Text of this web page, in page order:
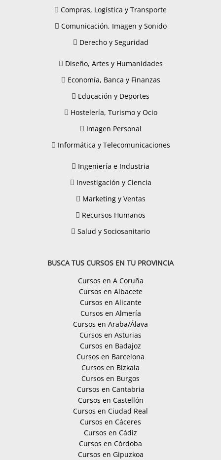
Compras, Logística y Transporte
Comunicación, Imagen y Sonido
Derecho y Seguridad
Diseño, Artes y Humanidades
Economía, Banca y Finanzas
Educación y Deportes
Hostelería, Turismo y Ocio
Imagen Personal
Informática y Telecomunicaciones
Ingeniería e Industria
Investigación y Ciencia
Marketing y Ventas
Recursos Humanos
Salud y Sociosanitario
BUSCA TUS CURSOS EN TU PROVINCIA
Cursos en A Coruña
Cursos en Albacete
Cursos en Alicante
Cursos en Almería
Cursos en Araba/Álava
Cursos en Asturias
Cursos en Badajoz
Cursos en Barcelona
Cursos en Bizkaia
Cursos en Burgos
Cursos en Cantabria
Cursos en Castellón
Cursos en Ciudad Real
Cursos en Cáceres
Cursos en Cádiz
Cursos en Córdoba
Cursos en Gipuzkoa